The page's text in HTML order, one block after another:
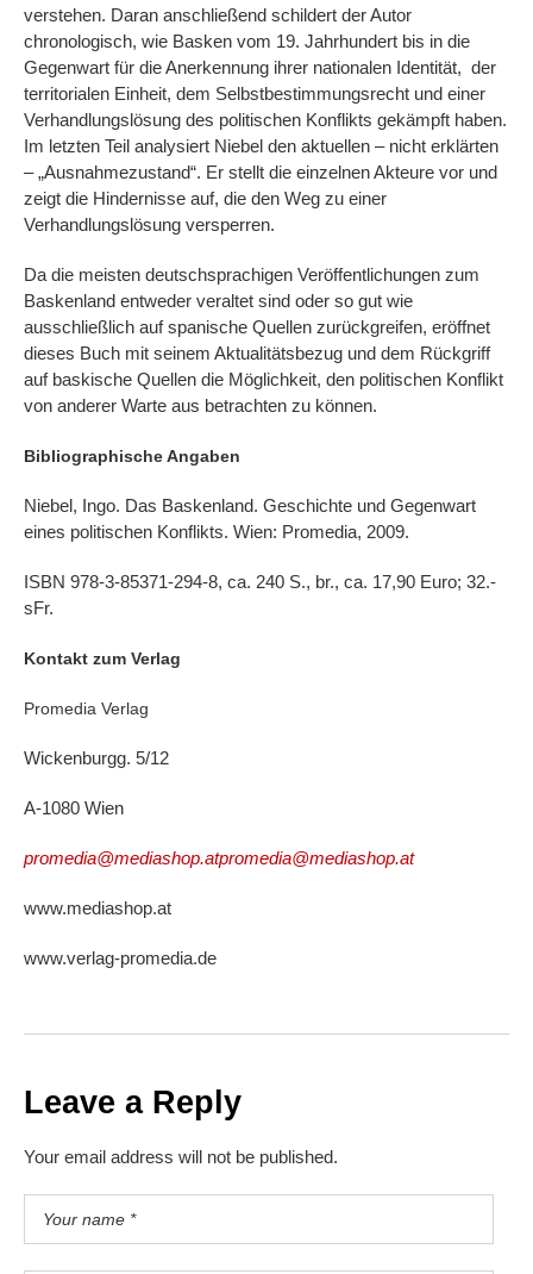
verstehen. Daran anschließend schildert der Autor
chronologisch, wie Basken vom 19. Jahrhundert bis in die
Gegenwart für die Anerkennung ihrer nationalen Identität, der
territorialen Einheit, dem Selbstbestimmungsrecht und einer
Verhandlungslösung des politischen Konflikts gekämpft haben.
Im letzten Teil analysiert Niebel den aktuellen – nicht erklärten
– „Ausnahmezustand“. Er stellt die einzelnen Akteure vor und
zeigt die Hindernisse auf, die den Weg zu einer
Verhandlungslösung versperren.
Da die meisten deutschsprachigen Veröffentlichungen zum
Baskenland entweder veraltet sind oder so gut wie
ausschließlich auf spanische Quellen zurückgreifen, eröffnet
dieses Buch mit seinem Aktualitätsbezug und dem Rückgriff
auf baskische Quellen die Möglichkeit, den politischen Konflikt
von anderer Warte aus betrachten zu können.
Bibliographische Angaben
Niebel, Ingo. Das Baskenland. Geschichte und Gegenwart
eines politischen Konflikts. Wien: Promedia, 2009.
ISBN 978-3-85371-294-8, ca. 240 S., br., ca. 17,90 Euro; 32.-
sFr.
Kontakt zum Verlag
Promedia Verlag
Wickenburgg. 5/12
A-1080 Wien
promedia@mediashop.atpromedia@mediashop.at
www.mediashop.at
www.verlag-promedia.de
Leave a Reply
Your email address will not be published.